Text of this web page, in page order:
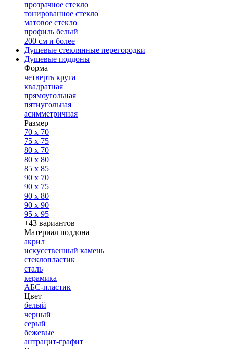
прозрачное стекло
тонированное стекло
матовое стекло
профиль белый
200 см и более
Душевые стеклянные перегородки
Душевые поддоны
Форма
четверть круга
квадратная
прямоугольная
пятиугольная
асимметричная
Размер
70 x 70
75 x 75
80 x 70
80 x 80
85 x 85
90 x 70
90 x 75
90 x 80
90 x 90
95 x 95
+43 вариантов
Материал поддона
акрил
искусственный камень
стеклопластик
сталь
керамика
АБС-пластик
Цвет
белый
черный
серый
бежевые
антрацит-графит